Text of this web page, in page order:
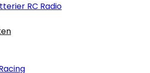
RC Radio